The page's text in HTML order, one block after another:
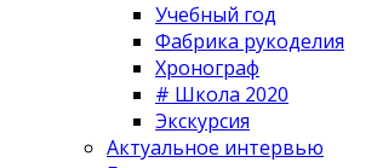
Учебный год
Фабрика рукоделия
Хронограф
# Школа 2020
Экскурсия
Актуальное интервью